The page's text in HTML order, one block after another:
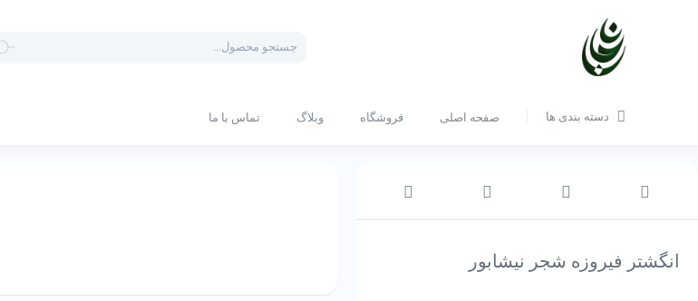
search
دسته بندی ها صفحه اصلی فروشگاه وبلاگ تماس با ما
انگشتر فیروزه شجر نیشابور